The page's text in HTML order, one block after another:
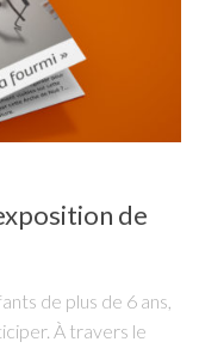
de
de plus de 6 ans,
À travers le